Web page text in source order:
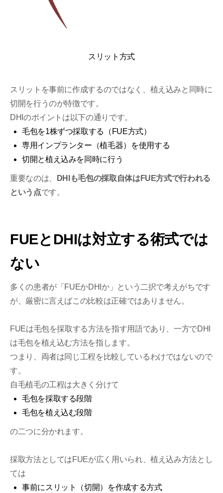
スリット方式
スリットを事前に作成するのではなく、植え込みと同時に
切開を行うのが特徴です。
DHIのポイントは以下の通りです。
毛包を1株ずつ採取する（FUE方式）
専用インプランター（植毛器）を使用する
切開と植え込みを同時に行う
重要なのは、
DHIも毛包の採取自体はFUE方式で行われる
という点です。
FUEとDHIは対立する術式では
ない
多くの患者が「FUEかDHIか」という二択で考えがちです
が、厳密に言えばこの比較は正確ではありません。
FUEは毛包を採取する方法を指す用語であり、一方でDHI
は毛包を植え込む方法を指します。
つまり、両者は同じ工程を比較しているわけではないので
す。
自毛植毛の工程は大きく分けて
毛包を採取する段階
毛包を植え込む段階
の二つに分かれます。
採取方法としてはFUEが広く用いられ、植え込み方法とし
ては
事前にスリット（切開）を作成する方式